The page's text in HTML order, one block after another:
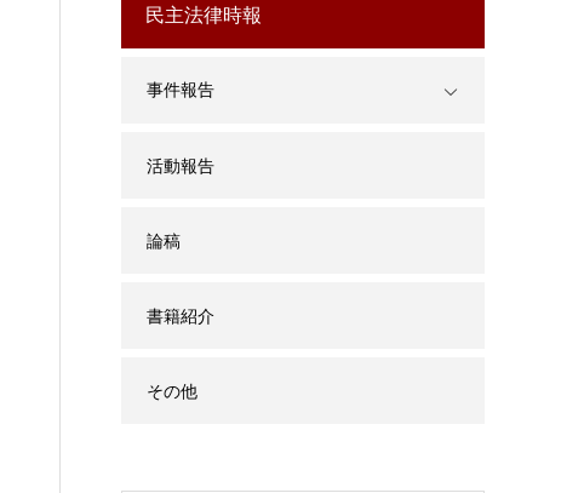
民主法律時報
事件報告
活動報告
論稿
書籍紹介
その他